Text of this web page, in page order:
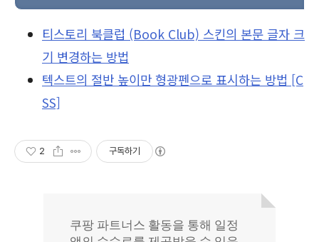
티스토리 북클럽 (Book Club) 스킨의 본문 글자 크
기 변경하는 방법
텍스트의 절반 높이만 형광펜으로 표시하는 방법 [C
SS]
2 구독하기